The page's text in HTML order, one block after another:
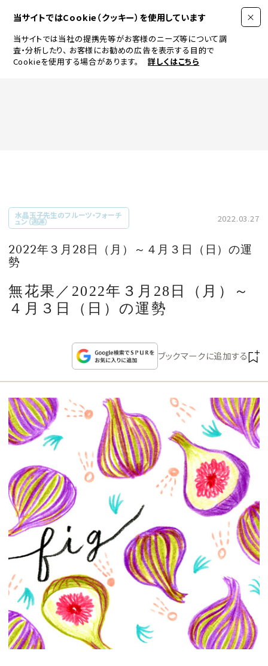
当サイトではCookie（クッキー）を使用しています
当サイトでは当社の提携先等がお客様のニーズ等について調
査・分析したり、 お客様にお勧めの広告を表示する目的で
Cookieを使用する場合があります。
詳しくはこちら
JEWELRY & WATCH
CELEBRITY
COLLECTION
WEDDING
FORTUNE
MAGAZINE
会員登録
Log in or Sign up
SPUR読者のためのメンバーシッププログラム
「The SPUR Club」。
便利な機能と特典を無料で楽し
めます。
水晶玉子先生のフルーツ・フォーチ
ュン（週運） 2022.03.27
2022年３月28日（月）～４月３日（日）の運
勢
無花果／2022年３月28日（月）～
４月３日（日）の運勢
ブックマークに追加する